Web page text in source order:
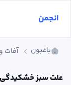
باغبون آفات
علت سبز خشکیدگی برگ‌های
انجمن